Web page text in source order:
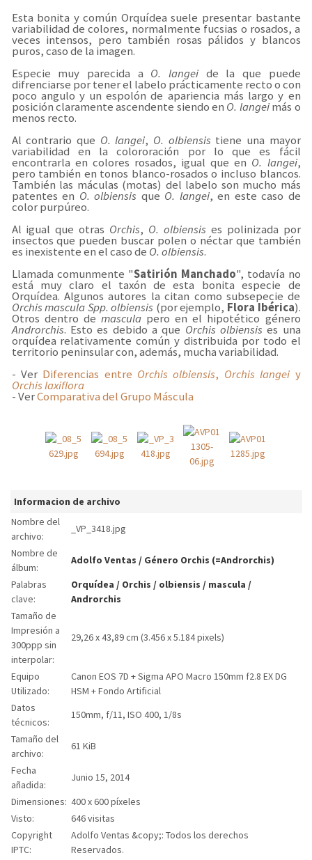
Esta bonita y común Orquídea suele presentar bastante
variabilidad de colores, normalmente fucsias o rosados, a
veces intensos, pero también rosas pálidos y blancos
puros, caso de la imagen.
Especie muy parecida a O. langeide la que puede
difrenciarse por tener el labelo prácticamente recto o con
poco angulo y un espolón de apariencia más largo y en
posición claramente ascendente siendo en O. langeimás o
menos recto.
Al contrario que O. langei, O. olbiensis tiene una mayor
variabilidad en la colororación por lo que es fácil
encontrarla en colores rosados, igual que en O. langei,
pero también en tonos blanco-rosados o incluso blancos.
También las máculas (motas) del labelo son mucho más
patentes en O. olbiensis que O. langei, en este caso de
color purpúreo.
Al igual que otras Orchis, O. olbiensis es polinizada por
insectos que pueden buscar polen o néctar que también
es inexistente en el caso de O. olbiensis.
Llamada comunmente "Satirión Manchado", todavía no
está muy claro el taxón de esta bonita especie de
Orquídea. Algunos autores la citan como subsepecie de
Orchis mascula Spp. olbiensis (por ejemplo, Flora Ibérica).
Otros dentro demasculapero en el hipotético género
Androrchis. Esto es debido a que Orchis olbiensis es una
orquídea relativamente común y distribuida por todo el
territorio peninsular con, además, mucha variabilidad.
- Ver Diferencias entre Orchis olbiensis, Orchis langei y
Orchis laxiflora
- VerComparativa del Grupo Máscula
Informacion de archivo
Nombre del
archivo:
_VP_3418.jpg
Nombre de
álbum:
Adolfo Ventas / Género Orchis (=Androrchis)
Palabras
clave:
Orquídea / Orchis / olbiensis / mascula /
Androrchis
Tamaño de
Impresión a
300ppp sin
interpolar:
29,26 x 43,89 cm (3.456 x 5.184 pixels)
Equipo
Utilizado:
Canon EOS 7D + Sigma APO Macro 150mm f2.8 EX DG
HSM + Fondo Artificial
Datos
técnicos:
150mm, f/11, ISO 400, 1/8s
Tamaño del
archivo:
61 KiB
Fecha
añadida:
Junio 15, 2014
Dimensiones: 400 x 600 píxeles
Visto:
646 visitas
Copyright
IPTC:
Adolfo Ventas &copy;: Todos los derechos
Reservados.